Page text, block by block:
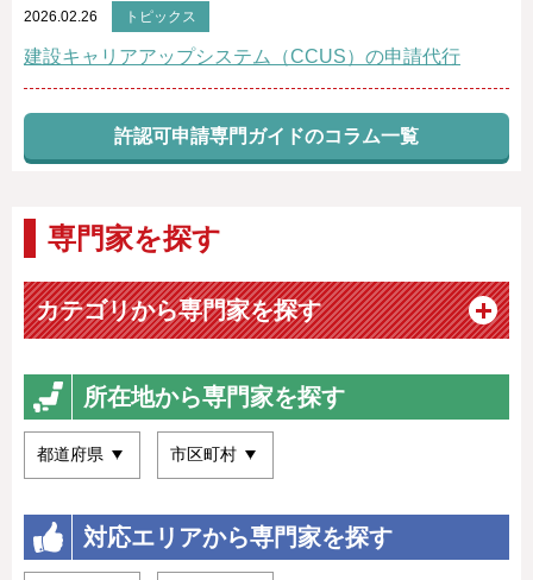
2026.02.26 トピックス
建設キャリアアップシステム（CCUS）の申請代行
許認可申請専門ガイドのコラム一覧
専門家を探す
カテゴリから専門家を探す
所在地から専門家を探す
対応エリアから専門家を探す